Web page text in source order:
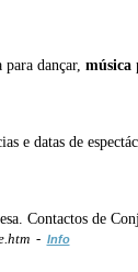
dançar, música
e datas de
Contactos de
- Info